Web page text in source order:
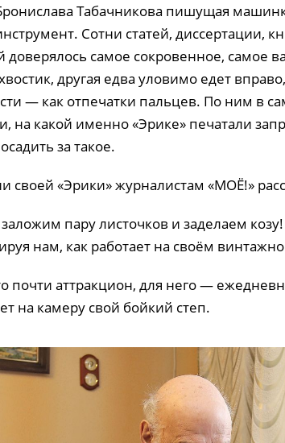
Табачникова пишущая
Сотни статей, диссертации,
доверялось самое сокровенное, самое
другая едва уловимо едет
— как отпечатки пальцев. По ним в
на какой именно «Эрике» печатали
за такое.
своей «Эрики» журналистам «МОЁ!»
пару листочков и заделаем
нам, как работает на своём
почти аттракцион, для него —
на камеру свой бойкий степ.